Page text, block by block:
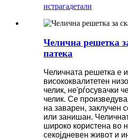
истрагадетали
Челична решетка
патека
Челичната решетка е
висококвалитетен
челик, не'рѓосувачки
челик. Се
на заварен, заклучен
или занишан.
широко користена во
секојдневен живот и